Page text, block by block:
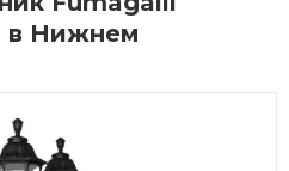
в Нижнем